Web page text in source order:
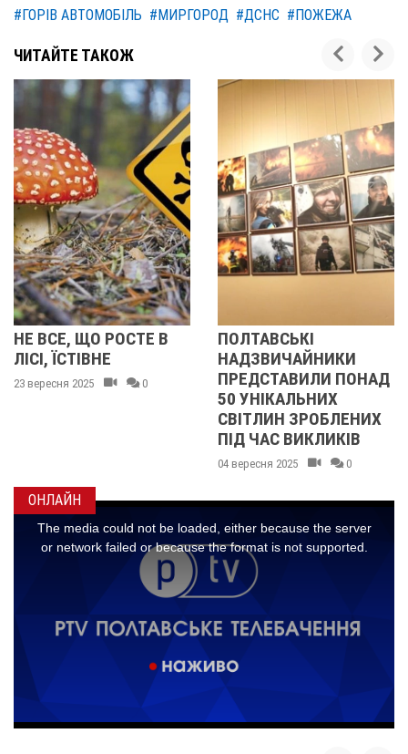
#ГОРІВ АВТОМОБІЛЬ #МИРГОРОД #ДСНС #ПОЖЕЖА
ЧИТАЙТЕ ТАКОЖ
В
0
ПОЛТАВСЬКІ
НАДЗВИЧАЙНИКИ
ПРЕДСТАВИЛИ ПОНАД
50 УНІКАЛЬНИХ
СВІТЛИН ЗРОБЛЕНИХ
ПІД ЧАС ВИКЛИКІВ
0
03 червня 2025
ОНЛАЙН